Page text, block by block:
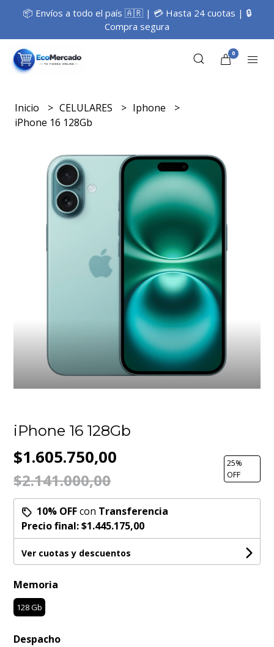
📦 Envíos a todo el país 🇦🇷 | 💳 Hasta 24 cuotas | 🔒
Compra segura
0
Inicio CELULARES
Iphone
iPhone 16 128Gb
iPhone 16 128Gb
$1.605.750,00
$2.141.000,00
25%
OFF
10% OFFcon Transferencia
Precio final:$1.445.175,00
Ver cuotas y descuentos
Memoria
128 Gb
Despacho